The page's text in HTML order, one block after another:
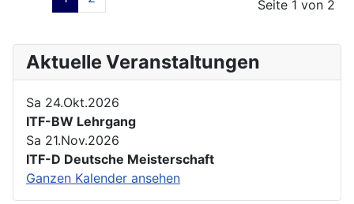
Seite 1 von 2
Aktuelle Veranstaltungen
Sa 24.Okt.2026
ITF-BW Lehrgang
Sa 21.Nov.2026
ITF-D Deutsche Meisterschaft
Ganzen Kalender ansehen